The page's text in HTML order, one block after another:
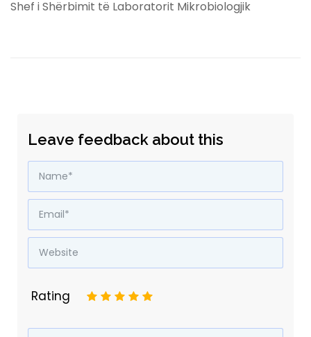
Shef i Shërbimit të Laboratorit Mikrobiologjik
Leave feedback about this
Rating 5
4
3
2